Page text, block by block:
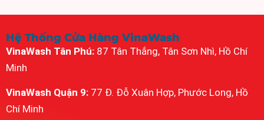
Hệ Thống Cửa Hàng VinaWash
VinaWash Tân Phú: 87 Tân Thắng, Tân Sơn Nhì, Hồ Chí
Minh
VinaWash Quận 9: 77 Đ. Đỗ Xuân Hợp, Phước Long, Hồ
Chí Minh